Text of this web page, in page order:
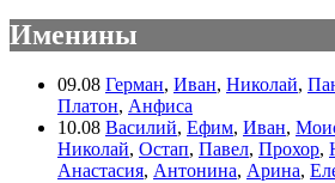
Именины
09.08 Герман, Иван, Николай,
Платон, Анфиса
10.08 Василий, Ефим, Иван,
Николай, Остап, Павел, Прохор,
Анастасия, Антонина, Арина,